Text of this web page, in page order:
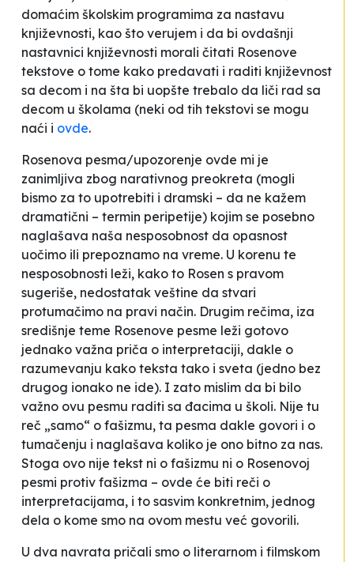
domaćim školskim programima za nastavu
književnosti, kao što verujem i da bi ovdašnji
nastavnici književnosti morali čitati Rosenove
tekstove o tome kako predavati i raditi književnost
sa decom i na šta bi uopšte trebalo da liči rad sa
decom u školama (neki od tih tekstovi se mogu
naći i ovde.
Rosenova pesma/upozorenje ovde mi je
zanimljiva zbog narativnog preokreta (mogli
bismo za to upotrebiti i dramski – da ne kažem
dramatični – termin peripetije) kojim se posebno
naglašava naša nesposobnost da opasnost
uočimo ili prepoznamo na vreme. U korenu te
nesposobnosti leži, kako to Rosen s pravom
sugeriše, nedostatak veštine da stvari
protumačimo na pravi način. Drugim rečima, iza
središnje teme Rosenove pesme leži gotovo
jednako važna priča o interpretaciji, dakle o
razumevanju kako teksta tako i sveta (jedno bez
drugog ionako ne ide). I zato mislim da bi bilo
važno ovu pesmu raditi sa đacima u školi. Nije tu
reč „samo“ o fašizmu, ta pesma dakle govori i o
tumačenju i naglašava koliko je ono bitno za nas.
Stoga ovo nije tekst ni o fašizmu ni o Rosenovoj
pesmi protiv fašizma – ovde će biti reči o
interpretacijama, i to sasvim konkretnim, jednog
dela o kome smo na ovom mestu već govorili.
U dva navrata pričali smo o literarnom i filmskom